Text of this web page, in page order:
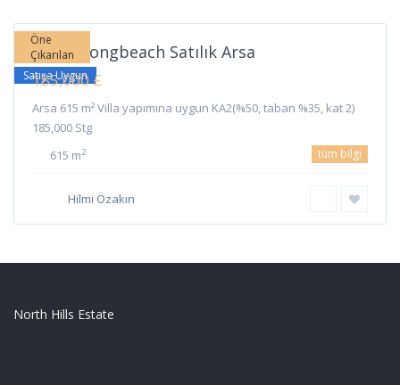
Öne
Çıkarılan
Satışa Uygun
İskele Longbeach Satılık Arsa
185,000 £
Arsa 615 m² Villa yapımına uygun KA2(%50, taban %35, kat 2)
185,000 Stg
615 m2 tüm bilgi
Hilmi Özakın
North Hills Estate